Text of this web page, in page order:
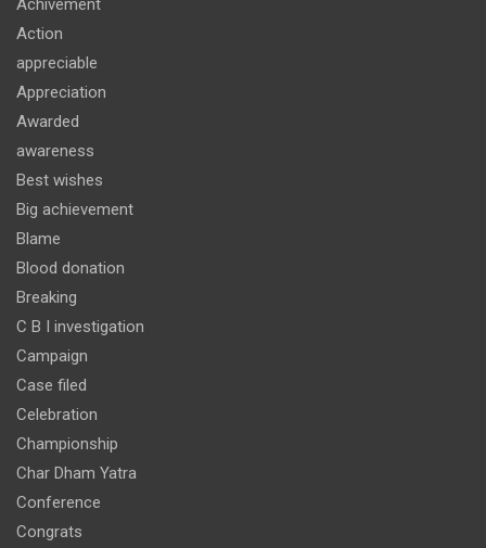
Achivement
Action
appreciable
Appreciation
Awarded
awareness
Best wishes
Big achievement
Blame
Blood donation
Breaking
C B I investigation
Campaign
Case filed
Celebration
Championship
Char Dham Yatra
Conference
Congrats